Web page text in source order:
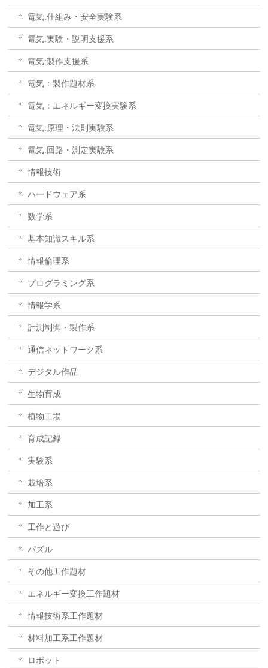
電気:仕組み・安全実験系
電気:実験・説明支援系
電気:製作支援系
電気：製作題材系
電気：エネルギー変換実験系
電気:原理・法則実験系
電気:回路・測定実験系
情報技術
ハードウェア系
数学系
基本知識スキル系
情報倫理系
プログラミング系
情報学系
計測制御・製作系
通信ネットワーク系
デジタル作品
生物育成
植物工場
育成記録
実験系
栽培系
加工系
工作と遊び
パズル
その他工作題材
エネルギー変換工作題材
情報技術系工作題材
材料加工系工作題材
ロボット